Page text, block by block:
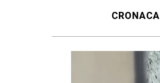
CRONACA